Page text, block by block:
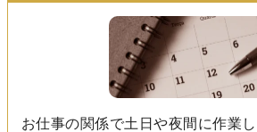
お仕事の関係で土日や夜間に作業